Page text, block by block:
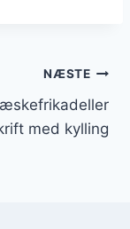
NÆSTE
med kylling